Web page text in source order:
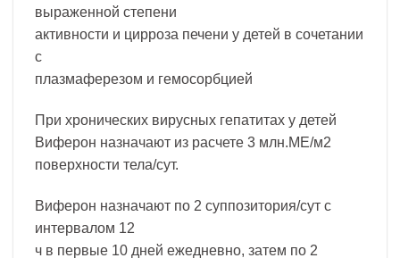
выраженной степени
активности и цирроза печени у детей в сочетании
с
плазмаферезом и гемосорбцией
При хронических вирусных гепатитах у детей
Виферон назначают из расчете 3 млн.МЕ/м2
поверхности тела/сут.
Виферон назначают по 2 суппозитория/сут с
интервалом 12
ч в первые 10 дней ежедневно, затем по 2